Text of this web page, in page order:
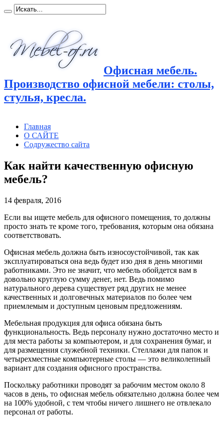
Офисная мебель.
Производство офисной мебели: столы,
стулья, кресла.
Главная
О САЙТЕ
Содружество сайта
Как найти качественную офисную
мебель?
14 февраля, 2016
Если вы ищете мебель для офисного помещения, то должны
просто знать те кроме того, требования, которым она обязана
соответствовать.
Офисная мебель должна быть износоустойчивой, так как
эксплуатироваться она ведь будет изо дня в день многими
работниками. Это не значит, что мебель обойдется вам в
довольно круглую сумму денег, нет. Ведь помимо
натурального дерева существует ряд других не менее
качественных и долговечных материалов по более чем
приемлемым и доступным ценовым предложениям.
Мебельная продукция для офиса обязана быть
функциональность. Ведь персоналу нужно достаточно место и
для места работы за компьютером, и для сохранения бумаг, и
для размещения служебной техники. Стеллажи для папок и
четырехместные компьютерные столы — это великолепный
вариант для создания офисного пространства.
Поскольку работники проводят за рабочим местом около 8
часов в день, то офисная мебель обязательно должна более чем
на 100% удобной, с тем чтобы ничего лишнего не отвлекало
персонал от работы.